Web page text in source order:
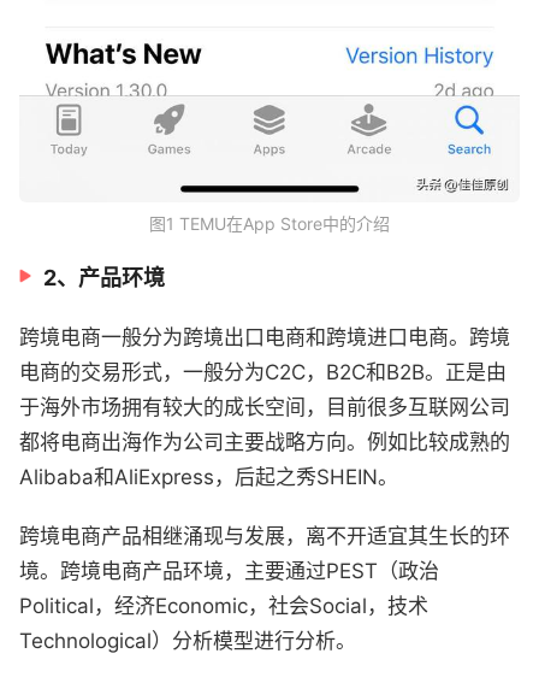
图1 TEMU在App Store中的介绍
2、产品环境
跨境电商一般分为跨境出口电商和跨境进口电商。跨境
电商的交易形式，一般分为C2C，B2C和B2B。正是由
于海外市场拥有较大的成长空间，目前很多互联网公司
都将电商出海作为公司主要战略方向。例如比较成熟的
Alibaba和AliExpress，后起之秀SHEIN。
跨境电商产品相继涌现与发展，离不开适宜其生长的环
境。跨境电商产品环境，主要通过PEST（政治
Political，经济Economic，社会Social，技术
Technological）分析模型进行分析。